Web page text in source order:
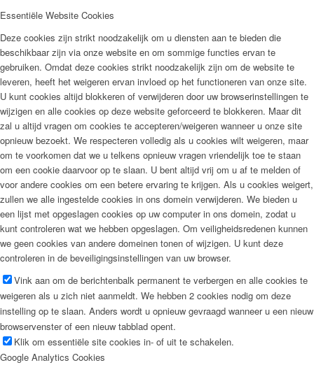
Essentiële Website Cookies
Deze cookies zijn strikt noodzakelijk om u diensten aan te bieden die
beschikbaar zijn via onze website en om sommige functies ervan te
gebruiken. Omdat deze cookies strikt noodzakelijk zijn om de website te
leveren, heeft het weigeren ervan invloed op het functioneren van onze site.
U kunt cookies altijd blokkeren of verwijderen door uw browserinstellingen te
wijzigen en alle cookies op deze website geforceerd te blokkeren. Maar dit
zal u altijd vragen om cookies te accepteren/weigeren wanneer u onze site
opnieuw bezoekt. We respecteren volledig als u cookies wilt weigeren, maar
om te voorkomen dat we u telkens opnieuw vragen vriendelijk toe te staan
om een cookie daarvoor op te slaan. U bent altijd vrij om u af te melden of
voor andere cookies om een betere ervaring te krijgen. Als u cookies weigert,
zullen we alle ingestelde cookies in ons domein verwijderen. We bieden u
een lijst met opgeslagen cookies op uw computer in ons domein, zodat u
kunt controleren wat we hebben opgeslagen. Om veiligheidsredenen kunnen
we geen cookies van andere domeinen tonen of wijzigen. U kunt deze
controleren in de beveiligingsinstellingen van uw browser.
Vink aan om de berichtenbalk permanent te verbergen en alle cookies te
weigeren als u zich niet aanmeldt. We hebben 2 cookies nodig om deze
instelling op te slaan. Anders wordt u opnieuw gevraagd wanneer u een nieuw
browservenster of een nieuw tabblad opent.
Klik om essentiële site cookies in- of uit te schakelen.
Google Analytics Cookies